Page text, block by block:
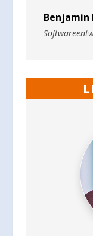
Benjamin